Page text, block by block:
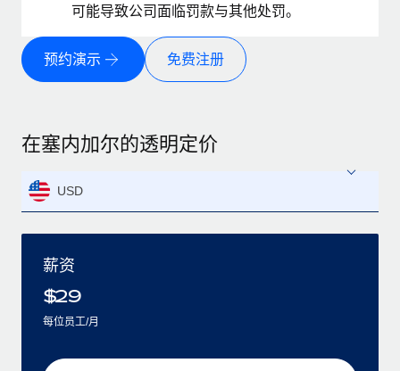
可能导致公司面临罚款与其他处罚。
预约演示 免费注册
在塞内加尔的透明定价
USD
薪资
$29
每位员工/月